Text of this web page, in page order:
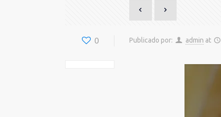
0 Publicado por: admin at